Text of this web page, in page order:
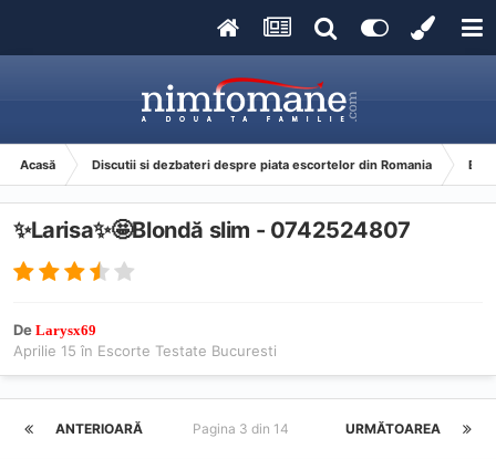
Acasă Discutii si dezbateri despre piata escortelor din Romania
✨Larisa✨🤩Blondă slim - 0742524807
De Larysx69
Aprilie 15 în Escorte Testate Bucuresti
ANTERIOARĂ URMĂTOAREA
Pagina 3 din 14